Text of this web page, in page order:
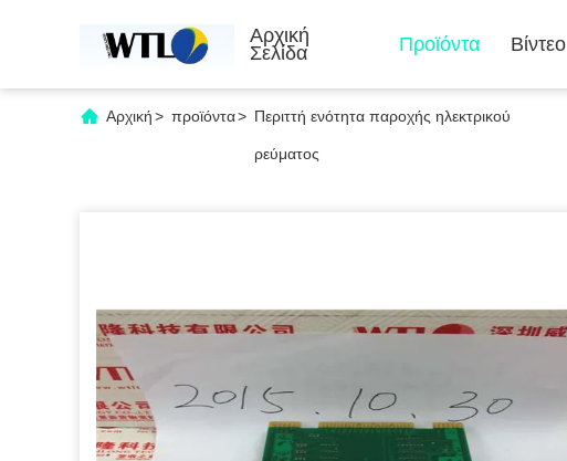
Αρχική
Σελίδα
Προϊόντα Βίντεο
Αρχική> προϊόντα> Περιττή ενότητα παροχής ηλεκτρικού
ρεύματος